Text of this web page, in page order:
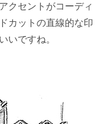
クセントがコーディ
カットの直線的な印
いですね。